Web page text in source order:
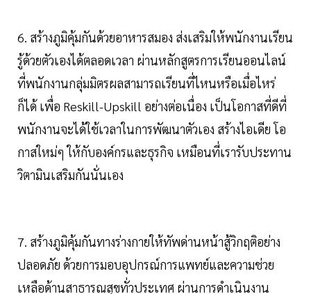
6. สร้างภูมิคุ้มกันด้วยอาหารสมอง ส่งเสริมให้พนักงานเรียน
รู้ด้วยตัวเองได้ตลอดเวลา ผ่านหลักสูตรการเรียนออนไลน์
ที่พนักงานกลุ่มมิตรผลสามารถเรียนที่ไหนหรือเมื่อไหร่
ก็ได้ เพื่อ Reskill-Upskill อย่างต่อเนื่อง เป็นโอกาสที่ดีที่
พนักงานจะได้ใช้เวลาในการพัฒนาตัวเอง สร้างไอเดีย โอ
กาสใหม่ๆ ให้กับองค์กรและธุรกิจ เหมือนที่เรารับประทาน
วิตามินเสริมกันนั่นเอง
7. สร้างภูมิคุ้มกันทางร่างกายให้ทัพด่านหน้าสู้วิกฤติอย่าง
ปลอดภัย ด้วยการมอบอุปกรณ์การแพทย์และความช่วย
เหลือด้านสาธารณสุขทั่วประเทศ ผ่านการดำเนินงาน